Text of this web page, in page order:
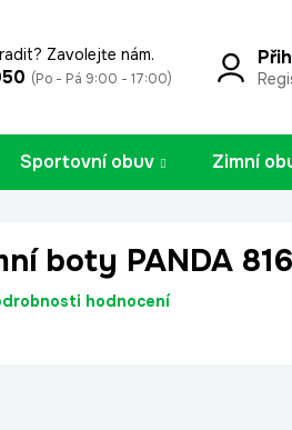
Zavolejte nám.
(Po - Pá 9:00 - 17:00)
Sportovní obuv Zimní
boty PANDA
hodnocení